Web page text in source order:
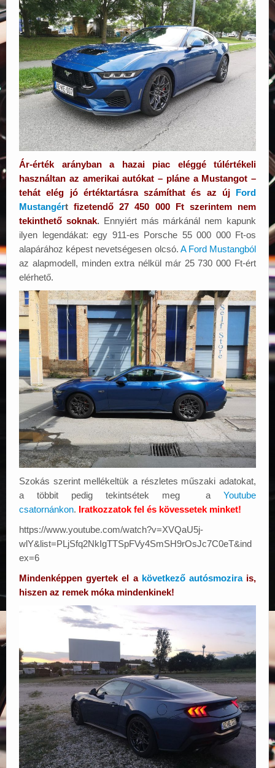
Ár-érték arányban a hazai piac eléggé túlértékeli
használtan az amerikai autókat – pláne a Mustangot –
tehát elég jó értéktartásra számíthat és az új
Ford
Mustangért fizetendő 27 450 000 Ft szerintem nem
tekinthető soknak.Ennyiért más márkánál nem kapunk
ilyen legendákat: egy 911-es Porsche 55 000 000 Ft-os
alapárához képest nevetségesen olcsó. A Ford Mustangból
az alapmodell, minden extra nélkül már 25 730 000 Ft-ért
elérhető.
Szokás szerint mellékeltük a részletes műszaki adatokat,
a többit pedig tekintsétek meg a Youtube
csatornánkon. Iratkozzatok fel és kövessetek minket!
https://www.youtube.com/watch?v=XVQaU5j-
wlY&list=PLjSfq2NkIgTTSpFVy4SmSH9rOsJc7C0eT&ind
ex=6
Mindenképpen gyertek el akövetkező autósmozira is,
hiszen az remek móka mindenkinek!